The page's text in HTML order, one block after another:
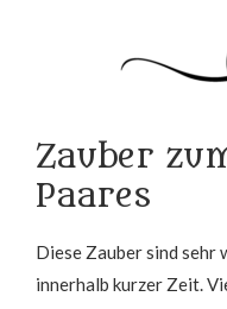
Zauber
Paares
Diese Zauber sind sehr
innerhalb kurzer Zeit.